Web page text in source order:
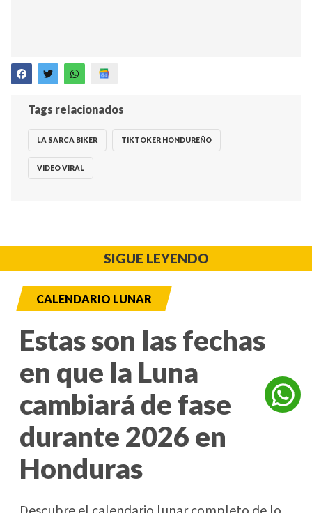
Tags relacionados
LA SARCA BIKER TIKTOKER HONDUREÑO
VIDEO VIRAL
SIGUE LEYENDO
CALENDARIO LUNAR
Estas son las fechas
en que la Luna
cambiará de fase
durante 2026 en
Honduras